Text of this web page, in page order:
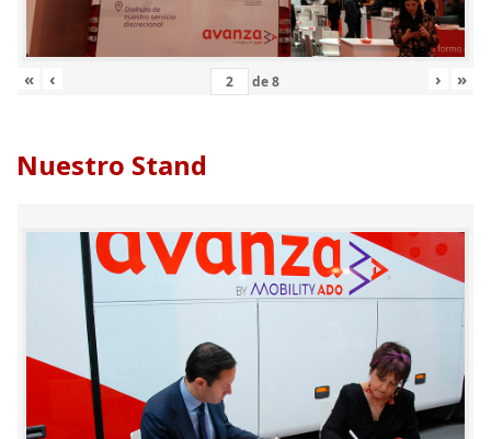
« ‹ de8 › »
Nuestro Stand